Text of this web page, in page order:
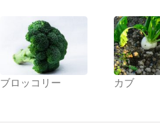
ブロッコリー カブ